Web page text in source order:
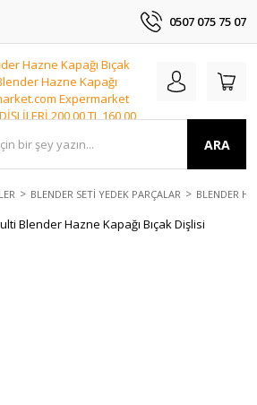
0507 075 75 07
ARA
BLENDER SETİ YEDEK PARÇALAR BLENDER